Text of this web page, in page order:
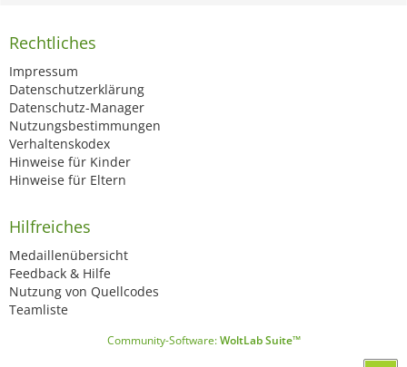
Rechtliches
Impressum
Datenschutzerklärung
Datenschutz-Manager
Nutzungsbestimmungen
Verhaltenskodex
Hinweise für Kinder
Hinweise für Eltern
Hilfreiches
Medaillenübersicht
Feedback & Hilfe
Nutzung von Quellcodes
Teamliste
Community-Software:WoltLab Suite™